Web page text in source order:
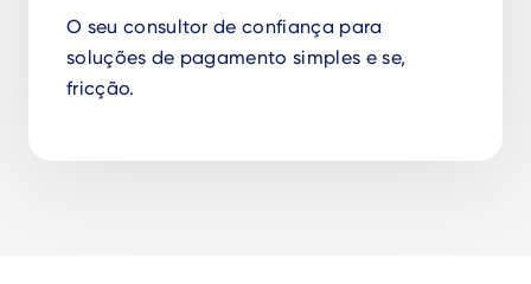
O seu consultor de confiança para
soluções de pagamento simples e se,
fricção.